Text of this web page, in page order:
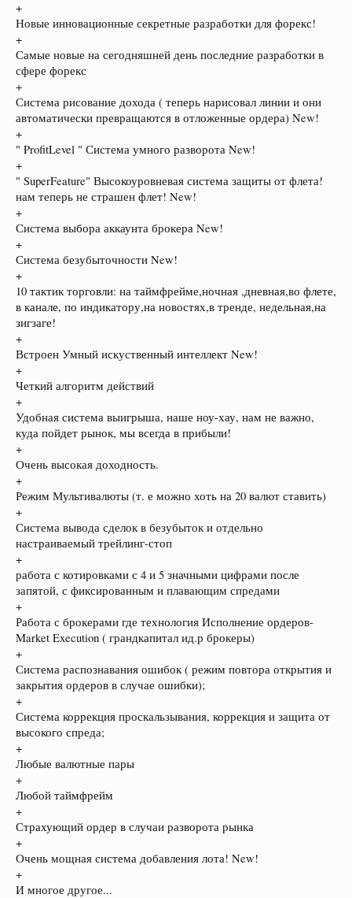
+
Новые инновационные секретные разработки для форекс!
+
Самые новые на сегодняшней день последние разработки в
сфере форекс
+
Система рисование дохода ( теперь нарисовал линии и они
автоматически превращаются в отложенные ордера) New!
+
" ProfitLevel " Система умного разворота New!
+
" SuperFeature" Высокоуровневая система защиты от флета!
нам теперь не страшен флет! New!
+
Система выбора аккаунта брокера New!
+
Система безубыточности New!
+
10 тактик торговли: на таймфрейме,ночная ,дневная,во флете,
в канале, по индикатору,на новостях,в тренде, недельная,на
зигзаге!
+
Встроен Умный искуственный интеллект New!
+
Четкий алгоритм действий
+
Удобная система выигрыша, наше ноу-хау, нам не важно,
куда пойдет рынок, мы всегда в прибыли!
+
Очень высокая доходность.
+
Режим Мультивалюты (т. е можно хоть на 20 валют ставить)
+
Система вывода сделок в безубыток и отдельно
настраиваемый трейлинг-стоп
+
работа с котировками с 4 и 5 значными цифрами после
запятой, с фиксированным и плавающим спредами
+
Работа с брокерами где технология Исполнение ордеров-
Market Execution ( грандкапитал ид.р брокеры)
+
Система распознавания ошибок ( режим повтора открытия и
закрытия ордеров в случае ошибки);
+
Система коррекция проскальзывания, коррекция и защита от
высокого спреда;
+
Любые валютные пары
+
Любой таймфрейм
+
Страхующий ордер в случаи разворота рынка
+
Очень мощная система добавления лота! New!
+
И многое другое...